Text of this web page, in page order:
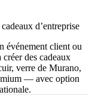
événement client ou
des cadeaux
verre de Murano,
— avec option